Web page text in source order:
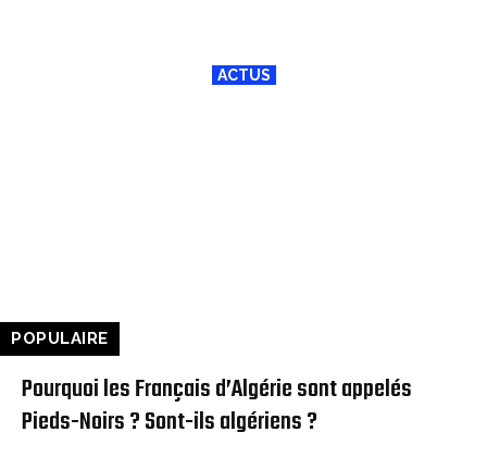
ACTUS
POPULAIRE
Pourquoi les Français d’Algérie sont appelés
Pieds-Noirs ? Sont-ils algériens ?